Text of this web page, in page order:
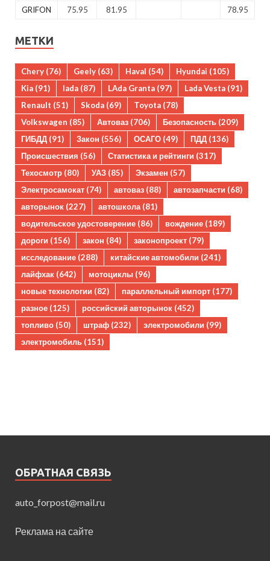
GRIFON
75.95 81.95 78.95
МЕТКИ
Chery (76) Geely (63) Haval (54) Hyundai (105)
Kia (91) lada (87) LAda Granta (97) Lada Vesta (91)
Renault (51) Skoda (69) Toyota (78)
Volkswagen (85) Автоваз (706) Безопасность (209)
ГИБДД (91) Закон (556) ОСАГО (49) ПДД (136)
Происшествия (56) Статистика и рейтинги (317)
Техосмотр (80) УАЗ (85) Экзамен (57)
Электросамокат (74) автоваз (88) автозапчасти (68)
авторынок (227) автошкола(81)
водительское удостоверение (86) вождение (189)
дороги (156) закон (84) законопроект (79)
исследование (288) китайские автомобили (241)
лайфхак (642) мотоциклы (96)
новые технологии (82) параллельный импорт (177)
разное (125) российский авторынок (452)
топливо (50) штраф (232) электромобили (99)
электромобиль (151)
ОБРАТНАЯ СВЯЗЬ
auto_forpost@mail.ru
Реклама на сайте